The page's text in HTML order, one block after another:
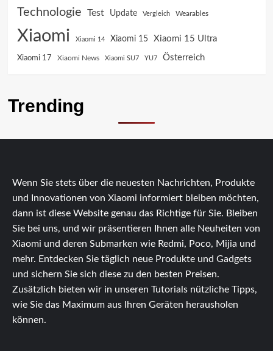
Technologie Test Update Vergleich Wearables
Xiaomi Xiaomi 14 Xiaomi 15 Xiaomi 15 Ultra
Xiaomi 17 Xiaomi News Xiaomi SU7 YU7 Österreich
Trending
Wenn Sie stets über die neuesten Nachrichten, Produkte
und Innovationen von Xiaomi informiert bleiben möchten,
dann ist diese Website genau das Richtige für Sie. Bleiben
Sie bei uns, und wir präsentieren Ihnen alle Neuheiten von
Xiaomi und deren Submarken wie Redmi, Poco, Mijia und
mehr. Entdecken Sie täglich neue Produkte und Gadgets
und sichern Sie sich diese zu den besten Preisen.
Zusätzlich bieten wir in unseren Tutorials nützliche Tipps,
wie Sie das Maximum aus Ihren Geräten herausholen
können.